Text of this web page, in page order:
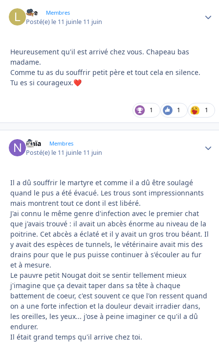
live Membres
Posté(e) le 11 juinle 11 juin
Heureusement qu'il est arrivé chez vous. Chapeau bas
madame.
Comme tu as du souffrir petit père et tout cela en silence.
Tu es si courageux.❤️
1 1 1
Naïa Membres
Posté(e) le 11 juinle 11 juin
Il a dû souffrir le martyre et comme il a dû être soulagé
quand le pus a été évacué. Les trous sont impressionnants
mais montrent tout ce dont il est libéré.
J'ai connu le même genre d'infection avec le premier chat
que j'avais trouvé : il avait un abcès énorme au niveau de la
poitrine. Cet abcès a éclaté et il y avait un gros trou béant. Il
y avait des espèces de tunnels, le vétérinaire avait mis des
drains pour que le pus puisse continuer à s'écouler au fur
et à mesure.
Le pauvre petit Nougat doit se sentir tellement mieux
j'imagine que ça devait taper dans sa tête à chaque
battement de coeur, c'est souvent ce que l'on ressent quand
on a une forte infection et la douleur devait irradier dans,
les oreilles, les yeux... j'ose à peine imaginer ce qu'il a dû
endurer.
Il était grand temps qu'il arrive chez toi.